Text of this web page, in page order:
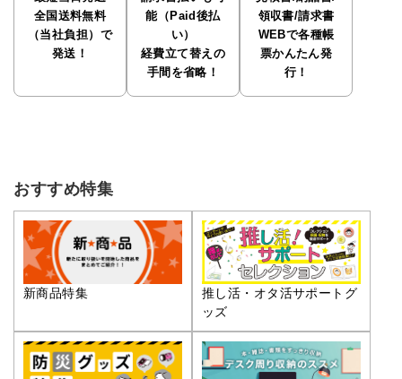
全国送料無料
（当社負担）で
発送！
能（Paid後払
い）
経費立て替えの
手間を省略！
領収書/請求書
WEBで各種帳
票かんたん発
行！
おすすめ特集
新商品特集
推し活・オタ活サポートグ
ッズ